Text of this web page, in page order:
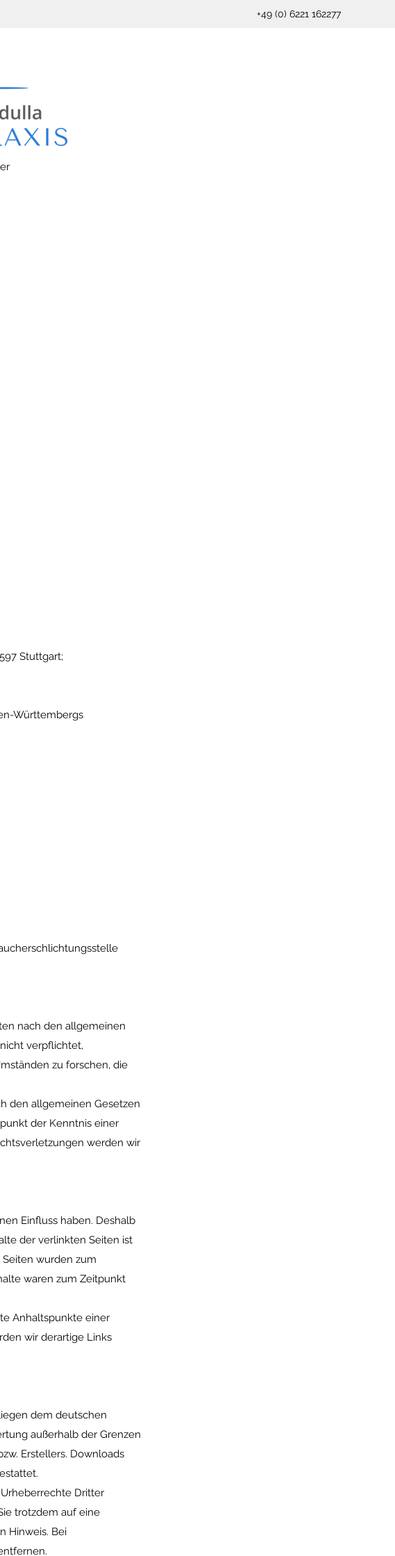
+49 (0) 6221 162277
Stuttgart;
Württembergs
nach den allgemeinen
verpflichtet,
zu forschen, die
den allgemeinen Gesetzen
der Kenntnis einer
werden wir
Einfluss haben. Deshalb
der verlinkten Seiten ist
wurden zum
waren zum Zeitpunkt
Anhaltspunkte einer
wir derartige Links
dem deutschen
außerhalb der Grenzen
Erstellers. Downloads
Dritter
trotzdem auf eine
Hinweis. Bei